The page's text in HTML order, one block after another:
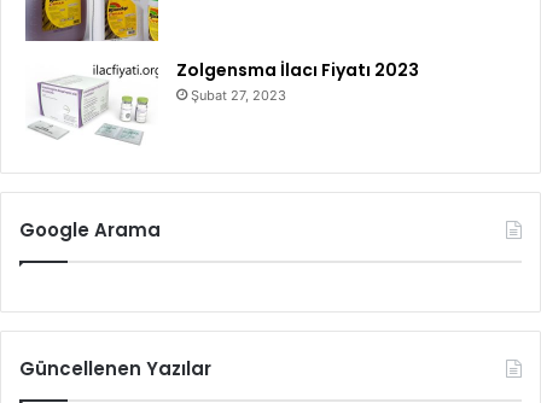
Zolgensma İlacı Fiyatı 2023
Şubat 27, 2023
Google Arama
Güncellenen Yazılar